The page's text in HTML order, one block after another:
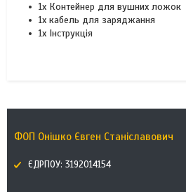
1x Контейнер для вушних ложок
1x кабель для заряджання
1x Інструкція
ФОП Онішко Євген Станіславович
ЄДРПОУ: 3192014154